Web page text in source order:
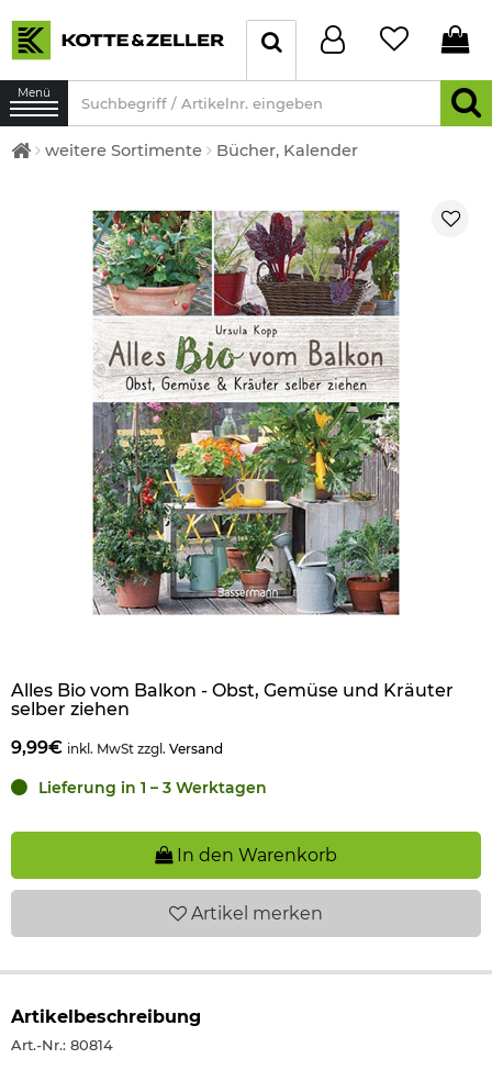
Menü
weitere Sortimente Bücher, Kalender
Alles Bio vom Balkon - Obst, Gemüse und Kräuter
selber ziehen
9,99€ inkl. MwSt zzgl. Versand
Lieferung in 1 – 3 Werktagen
In den Warenkorb
Artikel merken
Artikelbeschreibung
Art.-Nr.: 80814